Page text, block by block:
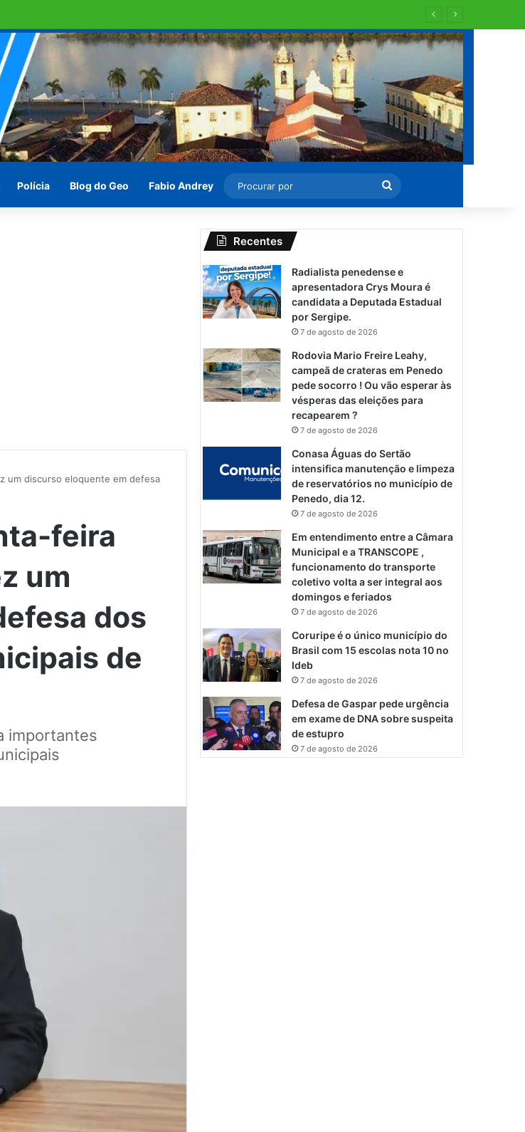
! Ou vão esperar às vésperas das eleições para recapearem ?
Polícia Blog do Geo Fabio Andrey
Procurar
por
um discurso eloquente em defesa
feira
um
dos
de
importantes
Recentes
Radialista penedense e
apresentadora Crys Moura é
candidata a Deputada Estadual
por Sergipe.
7 de agosto de 2026
Rodovia Mario Freire Leahy,
campeã de crateras em Penedo
pede socorro ! Ou vão esperar às
vésperas das eleições para
recapearem ?
7 de agosto de 2026
Conasa Águas do Sertão
intensifica manutenção e limpeza
de reservatórios no município de
Penedo, dia 12.
7 de agosto de 2026
Em entendimento entre a Câmara
Municipal e a TRANSCOPE ,
funcionamento do transporte
coletivo volta a ser integral aos
domingos e feriados
7 de agosto de 2026
Coruripe é o único município do
Brasil com 15 escolas nota 10 no
Ideb
7 de agosto de 2026
Defesa de Gaspar pede urgência
em exame de DNA sobre suspeita
de estupro
7 de agosto de 2026